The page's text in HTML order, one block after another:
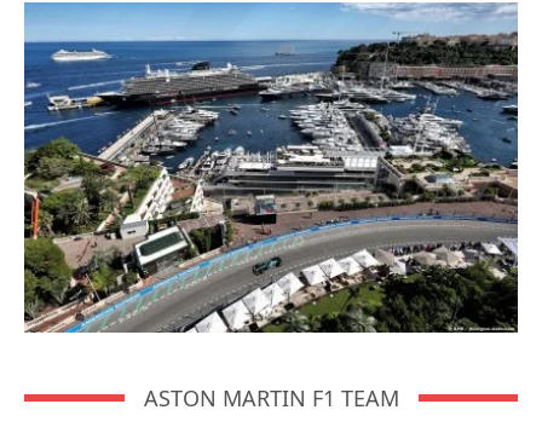
ASTON MARTIN F1 TEAM